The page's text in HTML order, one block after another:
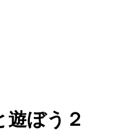
遊ぼう２